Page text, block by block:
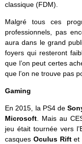
classique (FDM).
Malgré tous ces
professionnels, pas
aura dans le grand
foyers qui resteront
que l’on peut certes
que l’on ne trouve pas
Gaming
En 2015, la PS4 de
Microsoft. Mais au
jeu était tournée vers
casques Oculus Riftet